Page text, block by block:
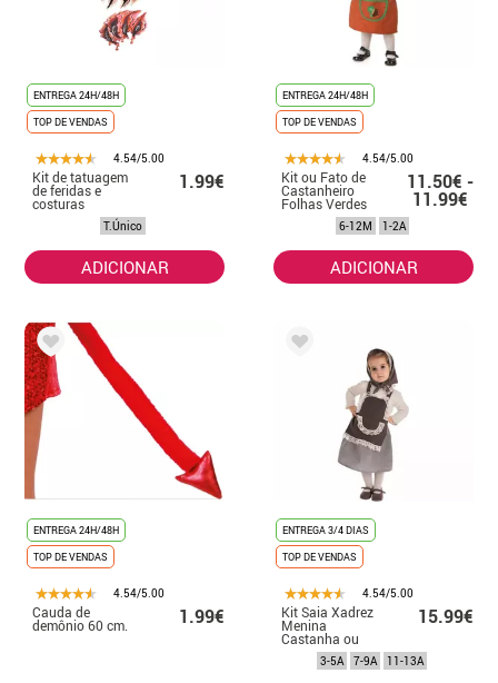
ENTREGA 24H/48H
TOP DE VENDAS
4.54/5.00
Kit de tatuagem
de feridas e
costuras
1.99€
T.Único
ADICIONAR
ENTREGA 24H/48H
TOP DE VENDAS
4.54/5.00
Kit ou Fato de
Castanheiro
Folhas Verdes
para bebé
11.50€ -
11.99€
6-12M 1-2A
ADICIONAR
ENTREGA 24H/48H
TOP DE VENDAS
4.54/5.00
Cauda de
demônio 60 cm. 1.99€
ENTREGA 3/4 DIAS
TOP DE VENDAS
4.54/5.00
Kit Saia Xadrez
Menina
Castanha ou
Fato para
menina: Saia,
15.99€
3-5A 7-9A 11-13A